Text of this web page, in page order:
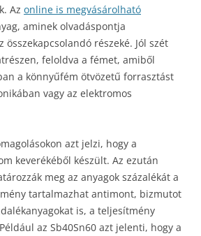
Az online is megvásárolható
aminek olvadáspontja
részeké. Jól szét
feloldva a fémet, amiből
a könnyűfém ötvözetű forrasztást
vagy az elektromos
azt jelzi, hogy a
keverékéből készült. Az ezután
meg az anyagok százalékát a
tartalmazhat antimont, bizmutot
is, a teljesítmény
az Sb40Sn60 azt jelenti, hogy a